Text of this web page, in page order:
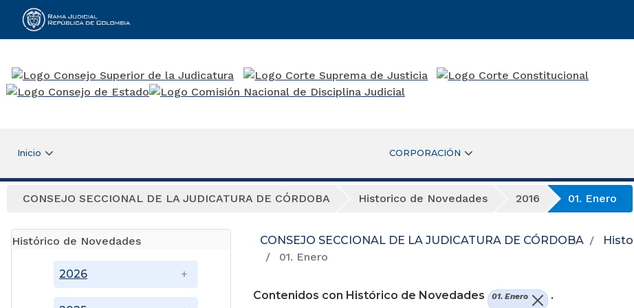
Rama Judicial
Inicio CORPORACIÓN
CONSEJO SECCIONAL DE LA JUDICATURA DE CÓRDOBA Historico de Novedades 2016 01. Enero
Histórico de Novedades
2026
CONSEJO SECCIONAL DE LA JUDICATURA DE CÓRDOBA
01. Enero
Contenidos con Histórico de Novedades 01. Enero .